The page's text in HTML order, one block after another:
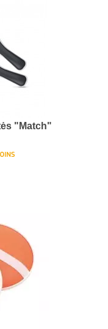
"Match"